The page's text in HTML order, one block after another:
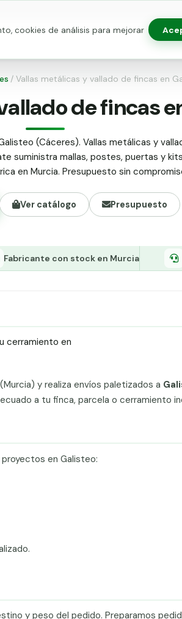
cookies de análisis para mejorar
/ Vallas metálicas y vallado de fincas en
de fincas
(Cáceres). Vallas metálicas y
suministra mallas, postes, puertas y
en Murcia. Presupuesto sin
Ver catálogo Presupuesto
Fabricante con stock en Murcia
cerramiento en
y realiza envíos paletizados a
a tu finca, parcela o cerramiento
en Galisteo:
y peso del pedido. Preparamos